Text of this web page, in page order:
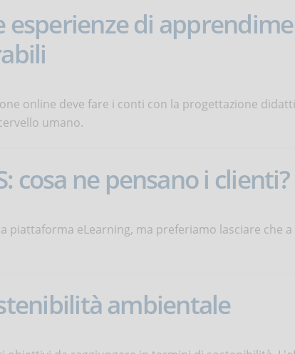
esperienze di
online deve fare i conti con la progettazione
umano.
cosa ne pensano i clienti?
piattaforma eLearning, ma preferiamo lasciare che
ambientale